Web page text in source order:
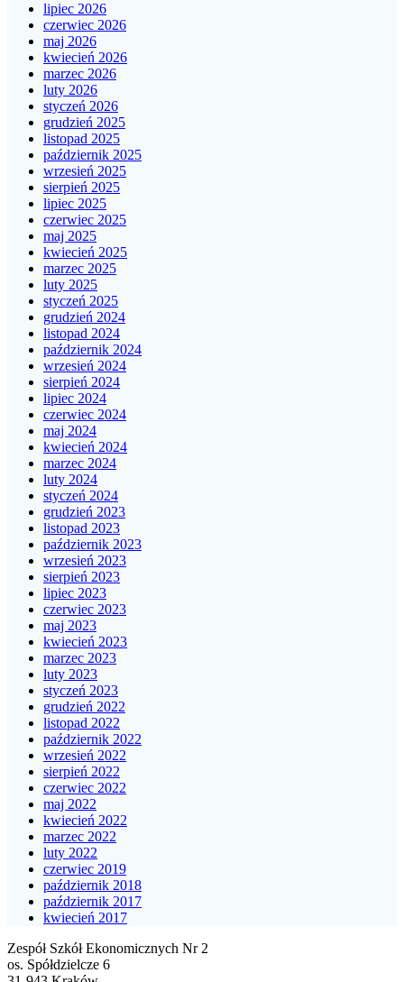
lipiec 2026
czerwiec 2026
maj 2026
kwiecień 2026
marzec 2026
luty 2026
styczeń 2026
grudzień 2025
listopad 2025
październik 2025
wrzesień 2025
sierpień 2025
lipiec 2025
czerwiec 2025
maj 2025
kwiecień 2025
marzec 2025
luty 2025
styczeń 2025
grudzień 2024
listopad 2024
październik 2024
wrzesień 2024
sierpień 2024
lipiec 2024
czerwiec 2024
maj 2024
kwiecień 2024
marzec 2024
luty 2024
styczeń 2024
grudzień 2023
listopad 2023
październik 2023
wrzesień 2023
sierpień 2023
lipiec 2023
czerwiec 2023
maj 2023
kwiecień 2023
marzec 2023
luty 2023
styczeń 2023
grudzień 2022
listopad 2022
październik 2022
wrzesień 2022
sierpień 2022
czerwiec 2022
maj 2022
kwiecień 2022
marzec 2022
luty 2022
czerwiec 2019
październik 2018
październik 2017
kwiecień 2017
Zespół Szkół Ekonomicznych Nr 2
os. Spółdzielcze 6